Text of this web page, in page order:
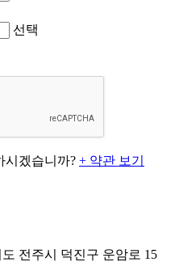
선택
시겠습니까? + 약관 보기
전주시 덕진구 운암로 15